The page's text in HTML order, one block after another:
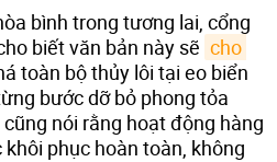
bình trong tương lai, cổng
biết văn bản này sẽ cho
toàn bộ thủy lôi tại eo biển
bước dỡ bỏ phong tỏa
nói rằng hoạt động hàng
phục hoàn toàn, không